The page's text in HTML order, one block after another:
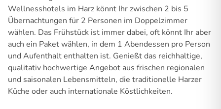
Wellnesshotels im Harz könnt Ihr zwischen 2 bis 5
Übernachtungen für 2 Personen im Doppelzimmer
wählen. Das Frühstück ist immer dabei, oft könnt Ihr aber
auch ein Paket wählen, in dem 1 Abendessen pro Person
und Aufenthalt enthalten ist. Genießt das reichhaltige,
qualitativ hochwertige Angebot aus frischen regionalen
und saisonalen Lebensmitteln, die traditionelle Harzer
Küche oder auch internationale Köstlichkeiten.